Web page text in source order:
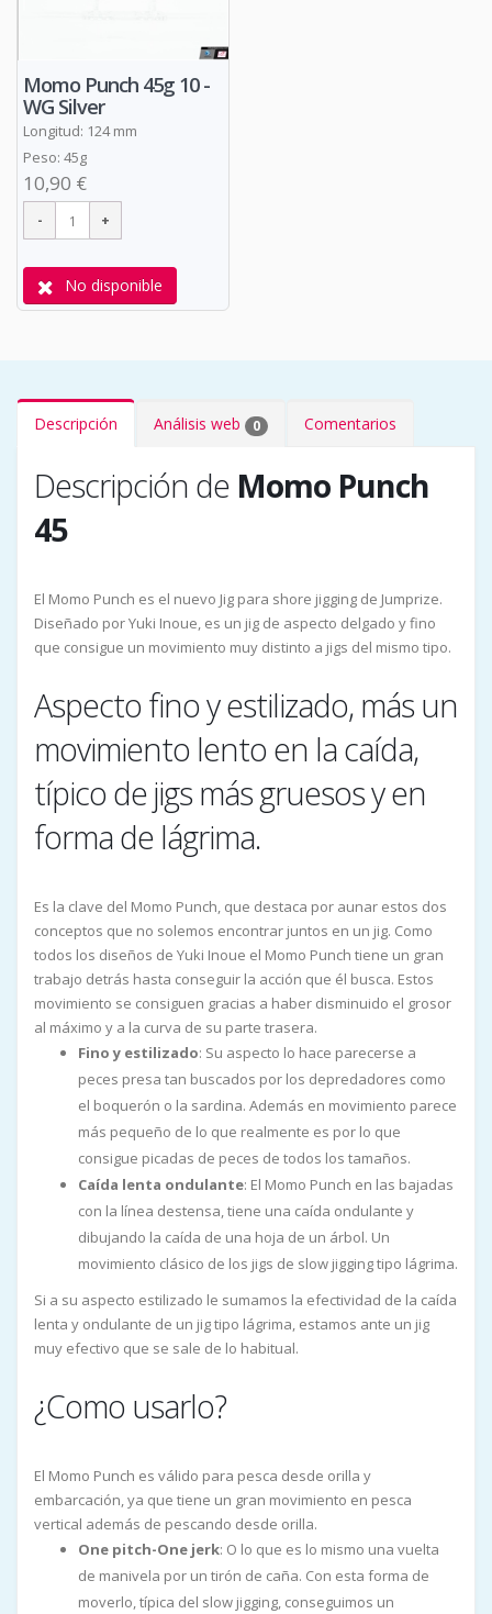
Momo Punch 45g 10 -
WG Silver
Longitud: 124 mm
Peso: 45g
10,90 €
No disponible
Descripción Análisis web 0 Comentarios
Descripción de Momo Punch
45
El Momo Punch es el nuevo Jig para shore jigging de Jumprize.
Diseñado por Yuki Inoue, es un jig de aspecto delgado y fino
que consigue un movimiento muy distinto a jigs del mismo tipo.
Aspecto fino y estilizado, más un
movimiento lento en la caída,
típico de jigs más gruesos y en
forma de lágrima.
Es la clave del Momo Punch, que destaca por aunar estos dos
conceptos que no solemos encontrar juntos en un jig. Como
todos los diseños de Yuki Inoue el Momo Punch tiene un gran
trabajo detrás hasta conseguir la acción que él busca. Estos
movimiento se consiguen gracias a haber disminuido el grosor
al máximo y a la curva de su parte trasera.
Fino y estilizado: Su aspecto lo hace parecerse a
peces presa tan buscados por los depredadores como
el boquerón o la sardina. Además en movimiento parece
más pequeño de lo que realmente es por lo que
consigue picadas de peces de todos los tamaños.
Caída lenta ondulante: El Momo Punch en las bajadas
con la línea destensa, tiene una caída ondulante y
dibujando la caída de una hoja de un árbol. Un
movimiento clásico de los jigs de slow jigging tipo lágrima.
Si a su aspecto estilizado le sumamos la efectividad de la caída
lenta y ondulante de un jig tipo lágrima, estamos ante un jig
muy efectivo que se sale de lo habitual.
¿Como usarlo?
El Momo Punch es válido para pesca desde orilla y
embarcación, ya que tiene un gran movimiento en pesca
vertical además de pescando desde orilla.
One pitch-One jerk: O lo que es lo mismo una vuelta
de manivela por un tirón de caña. Con esta forma de
moverlo, típica del slow jigging, conseguimos un